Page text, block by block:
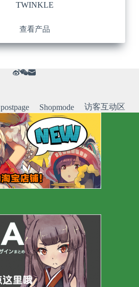
TWINKLE
查看产品
postpage Shopmode 访客互动区